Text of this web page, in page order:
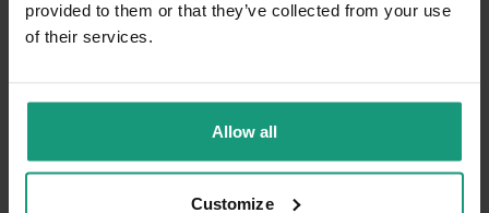
provided to them or that they’ve collected from your use
of their services.
Allow all
Customize